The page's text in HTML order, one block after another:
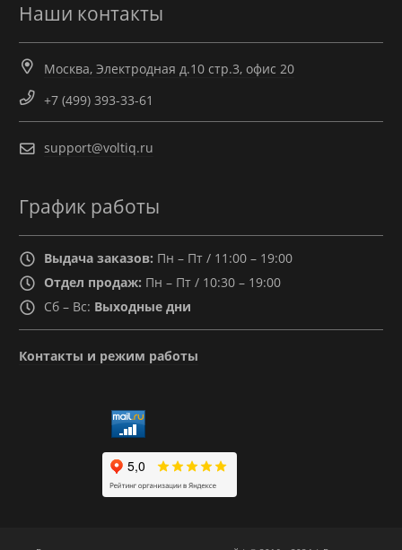
Наши контакты
Москва, Электродная д.10 стр.3, офис 20
+7 (499) 393-33-61
support@voltiq.ru
График работы
Выдача заказов: Пн – Пт / 11:00 – 19:00
Отдел продаж: Пн – Пт / 10:30 – 19:00
Сб – Вс: Выходные дни
Контакты и режим работы